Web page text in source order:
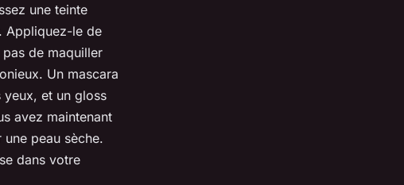
une teinte
Appliquez-le de
de maquiller
Un mascara
et un gloss
avez maintenant
peau sèche.
dans votre